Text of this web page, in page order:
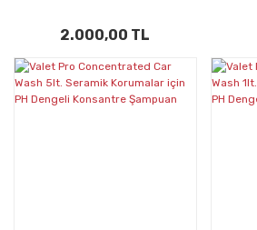
2.000,00 TL